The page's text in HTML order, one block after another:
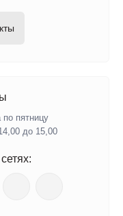
пятницу
до 15,00